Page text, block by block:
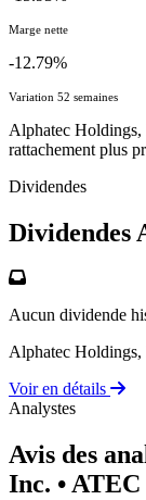
Marge nette
-12.79%
Variation 52 semaines
Alphatec Holdings,
rattachement plus
Dividendes
Dividendes
Aucun dividende
Alphatec Holdings,
Voir en détails
Analystes
Avis des
Inc. • ATEC